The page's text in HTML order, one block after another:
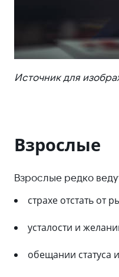
Источник для
Взрослые
Взрослые редко
страхе отстать от
усталости и
обещании статуса